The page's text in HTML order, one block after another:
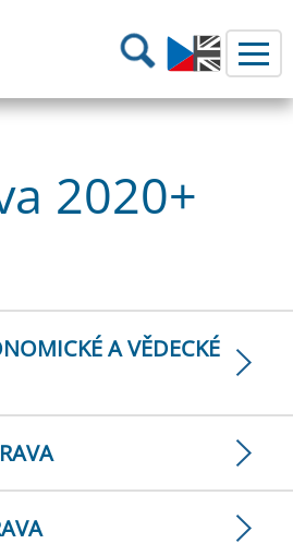
Ministerstvo dopravy Hledání
2020+
A VĚDECKÉ